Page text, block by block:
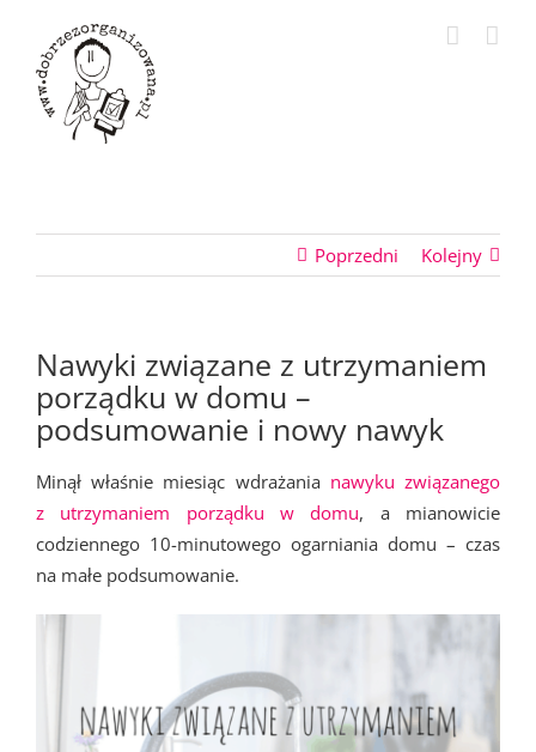
zawartości
Poprzedni Kolejny
Nawyki związane z utrzymaniem
porządku w domu –
podsumowanie i nowy nawyk
Minął właśnie miesiąc wdrażania nawyku związanego
z utrzymaniem porządku w domu, a mianowicie
codziennego 10-minutowego ogarniania domu – czas
na małe podsumowanie.